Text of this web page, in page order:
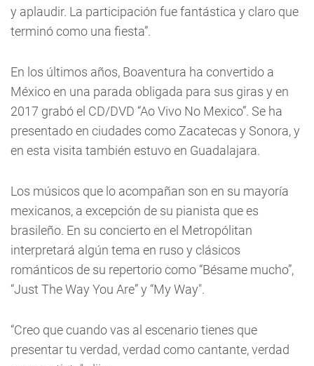
y aplaudir. La participación fue fantástica y claro que
terminó como una fiesta”.
En los últimos años, Boaventura ha convertido a
México en una parada obligada para sus giras y en
2017 grabó el CD/DVD “Ao Vivo No Mexico”. Se ha
presentado en ciudades como Zacatecas y Sonora, y
en esta visita también estuvo en Guadalajara.
Los músicos que lo acompañan son en su mayoría
mexicanos, a excepción de su pianista que es
brasileño. En su concierto en el Metropólitan
interpretará algún tema en ruso y clásicos
románticos de su repertorio como “Bésame mucho”,
“Just The Way You Are” y “My Way".
“Creo que cuando vas al escenario tienes que
presentar tu verdad, verdad como cantante, verdad